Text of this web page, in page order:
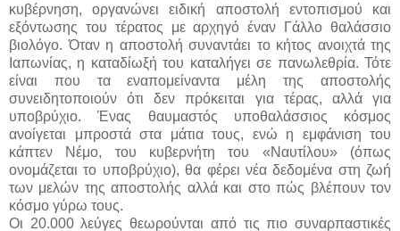
κυβέρνηση, οργανώνει ειδική αποστολή εντοπισμού και
εξόντωσης του τέρατος με αρχηγό έναν Γάλλο θαλάσσιο
βιολόγο. Όταν η αποστολή συναντάει το κήτος ανοιχτά της
Ιαπωνίας, η καταδίωξή του καταλήγει σε πανωλεθρία. Τότε
είναι που τα εναπομείναντα μέλη της αποστολής
συνειδητοποιούν ότι δεν πρόκειται για τέρας, αλλά για
υποβρύχιο. Ένας θαυμαστός υποθαλάσσιος κόσμος
ανοίγεται μπροστά στα μάτια τους, ενώ η εμφάνιση του
κάπτεν Νέμο, του κυβερνήτη του «Ναυτίλου» (όπως
ονομάζεται το υποβρύχιο), θα φέρει νέα δεδομένα στη ζωή
των μελών της αποστολής αλλά και στο πώς βλέπουν τον
κόσμο γύρω τους.
Οι 20.000 λεύγες θεωρούνται από τις πιο συναρπαστικές